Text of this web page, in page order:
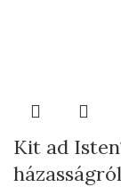
Kit ad
házasságról